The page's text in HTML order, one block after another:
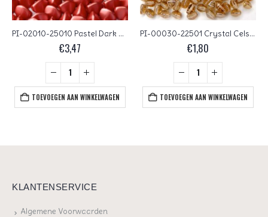
PI-02010-25010 Pastel Dark Coral Pinch Beads 10 gram
€3,47
TOEVOEGEN AAN WINKELWAGEN
PI-00030-22501 Crystal Celsian Pinch Beads 10 gram
€1,80
TOEVOEGEN AAN WINKELWAGEN
KLANTENSERVICE
Algemene Voorwaarden